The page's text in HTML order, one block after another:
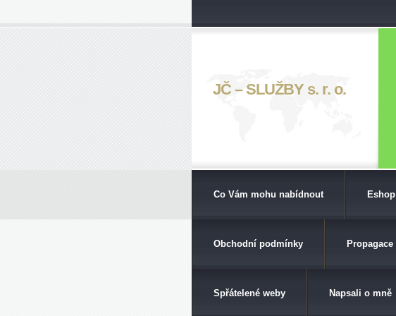
JČ – SLUŽBY s. r. o.
Co Vám mohu nabídnout Eshop
Obchodní podmínky Propagace
Spřátelené weby Napsali o mně